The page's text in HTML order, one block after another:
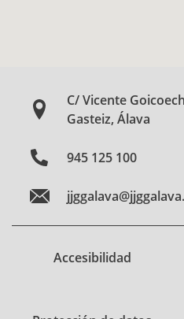
C/ Vicente
Gasteiz, Álava
945 125 100
Accesibilidad